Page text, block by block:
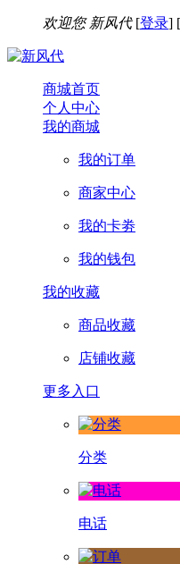
欢迎您 新风代[登录] [
商城首页
个人中心
我的商城
我的订单
商家中心
我的卡劵
我的钱包
我的收藏
商品收藏
店铺收藏
更多入口
分类
电话